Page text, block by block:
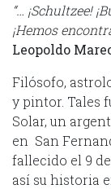
“… ¡Schultzee!
¡Hemos
Leopoldo
Filósofo,
y pintor. Tales
Solar, un
en San
fallecido el 9
así su historia